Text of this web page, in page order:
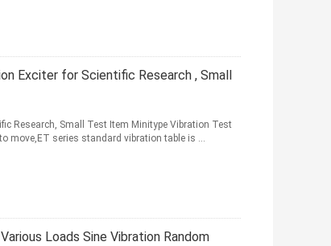
Exciter for Scientific Research , Small
Research, Small Test Item Minitype Vibration Test
move,ET series standard vibration table is ...
Loads Sine Vibration Random